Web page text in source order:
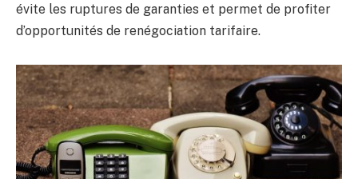
évite les ruptures de garanties et permet de profiter
d’opportunités de renégociation tarifaire.